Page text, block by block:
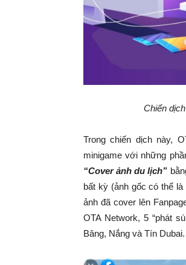
Chiến dịch
Trong chiến dịch này,
minigame với những
“Cover ảnh du lịch”
bất kỳ (ảnh gốc có thể
ảnh đã cover lên
OTA Network, 5 “phát
Bâng, Nắng và Tín Dubai.